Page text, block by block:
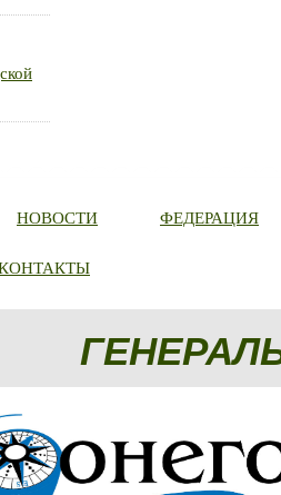
НОВОСТИ ФЕДЕРАЦИЯ